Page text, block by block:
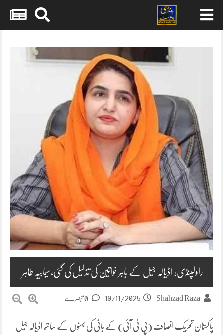
content
راولپنڈی: اڈیالہ جیل کے باہر خواتین کی تذلیل کی گئی،سیمابیہ طاہر
Shahzad Raza
19/11/2025
پاکستان تحریک انصاف (پی ٹی آئی) کے بانی کی بہنوں کے ساتھ اڈیالہ جیل